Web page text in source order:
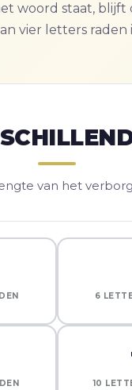
woord staat, blijft
vier letters raden
van het
6
10